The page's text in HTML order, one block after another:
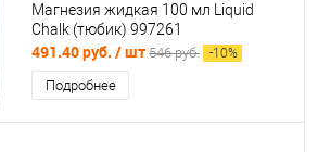
Магнезия жидкая 100 мл Liquid
Chalk (тюбик) 997261
491.40 руб. / шт 546 руб. -10%
Подробнее